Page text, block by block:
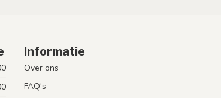
Informatie
Over ons
FAQ's